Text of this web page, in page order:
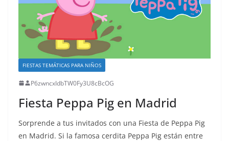
FIESTAS TEMÁTICAS PARA NIÑOS
P6zwncxIdbTW0Fy3U8cBcOG
Fiesta Peppa Pig en Madrid
Sorprende a tus invitados con una Fiesta de Peppa Pig
en Madrid. Si la famosa cerdita Peppa Pig están entre